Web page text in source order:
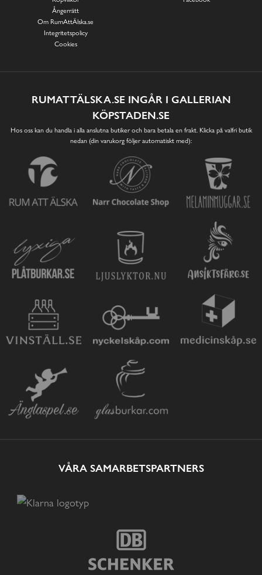
Ångerrätt
Om RumAttÄlska.se
Integritetspolicy
Cookies
RUMATTÄLSKA.SE INGÅR I GALLERIAN
KÖPSTADEN.SE
Hos oss kan du handla i alla anslutna butiker och bara betala en frakt. Klicka på valfri butik
nedan (din varukorg följer automatiskt med):
VÅRA SAMARBETSPARTNERS